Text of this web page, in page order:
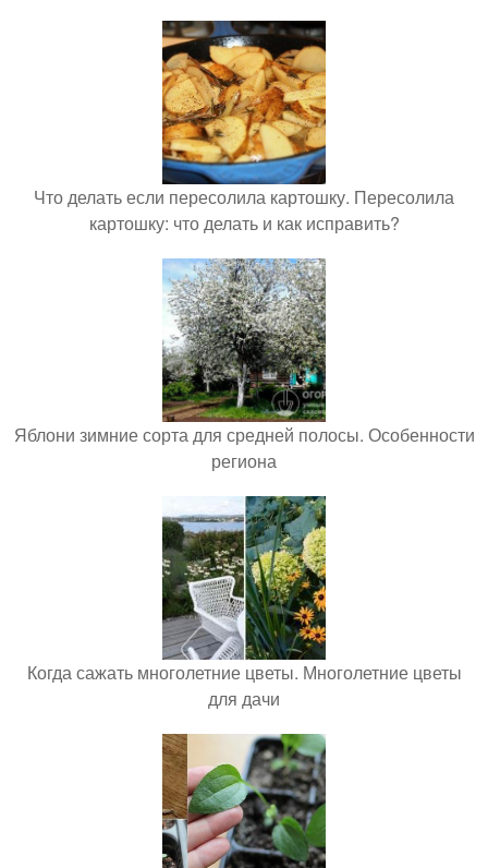
Что делать если пересолила картошку. Пересолила
картошку: что делать и как исправить?
Яблони зимние сорта для средней полосы. Особенности
региона
Когда сажать многолетние цветы. Многолетние цветы
для дачи